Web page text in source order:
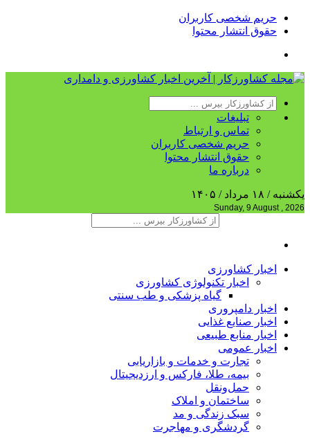
حریم شخصی کاربران
حقوق انتشار محتوا
تبلیغات
تماس و ارتباط
حریم شخصی کاربران
حقوق انتشار محتوا
درباره ما
یکشنبه / ۱۸ مرداد / ۱۴۰۵
Sunday, 9 August , 2026
اخبار کشاورزی
اخبار تکنولوژی کشاورزی
گیاه پزشکی و طب سنتی
اخبار دامپروری
اخبار صنایع غذایی
اخبار منابع طبیعی
اخبار عمومی
تجارت و خدمات و بازاریابی
بیمه، طلا، فارکس و ارزدیجیتال
حمل‌و‌نقل
ساختمان و املاک
سبک زندگی و مد
گردشگری و مهاجرت